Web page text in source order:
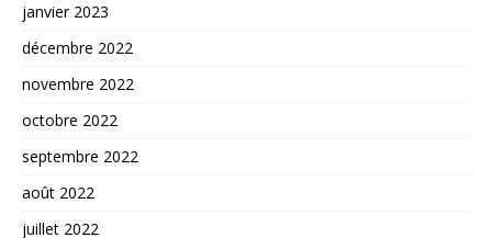
janvier 2023
décembre 2022
novembre 2022
octobre 2022
septembre 2022
août 2022
juillet 2022